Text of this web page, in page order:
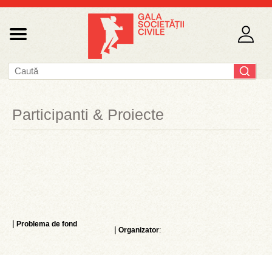
Participanti & Proiecte
| Organizator:
| Problema de fond